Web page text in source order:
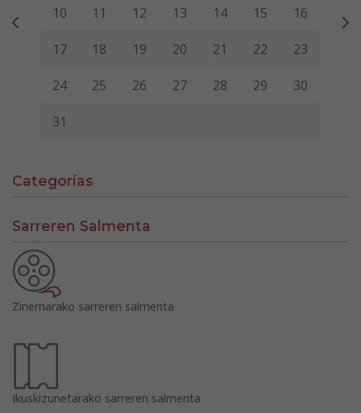
10 11 12 13 14 15 16
17 18 19 20 21 22 23
24 25 26 27 28 29 30
31
Categorías
Sarreren Salmenta
Zinemarako sarreren salmenta
Ikuskizunetarako sarreren salmenta